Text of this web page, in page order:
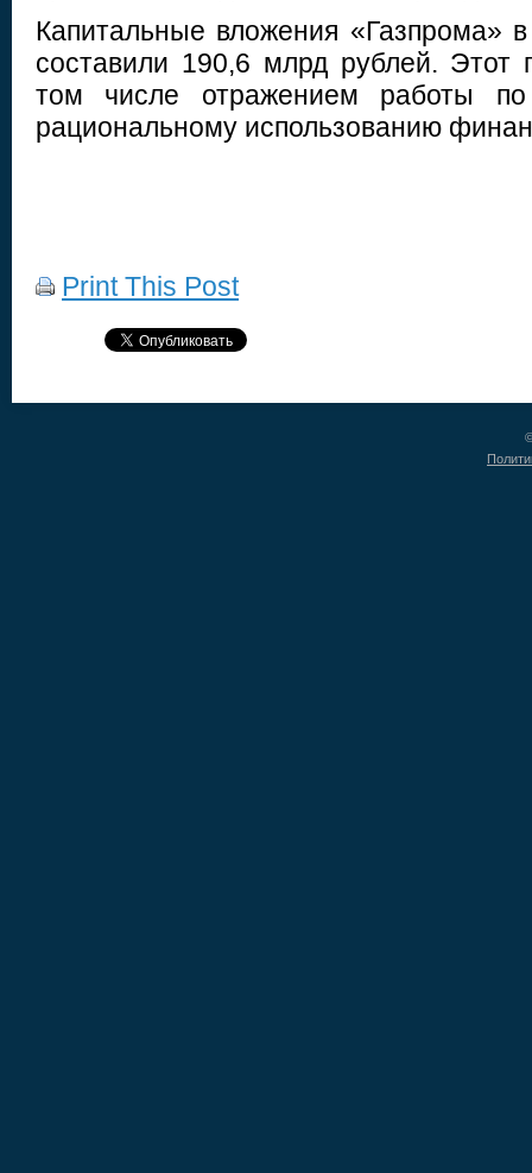
Капитальные вложения «Газпрома»
составили 190,6 млрд рублей. Этот
том числе отражением работы
рациональному использованию
Print This Post